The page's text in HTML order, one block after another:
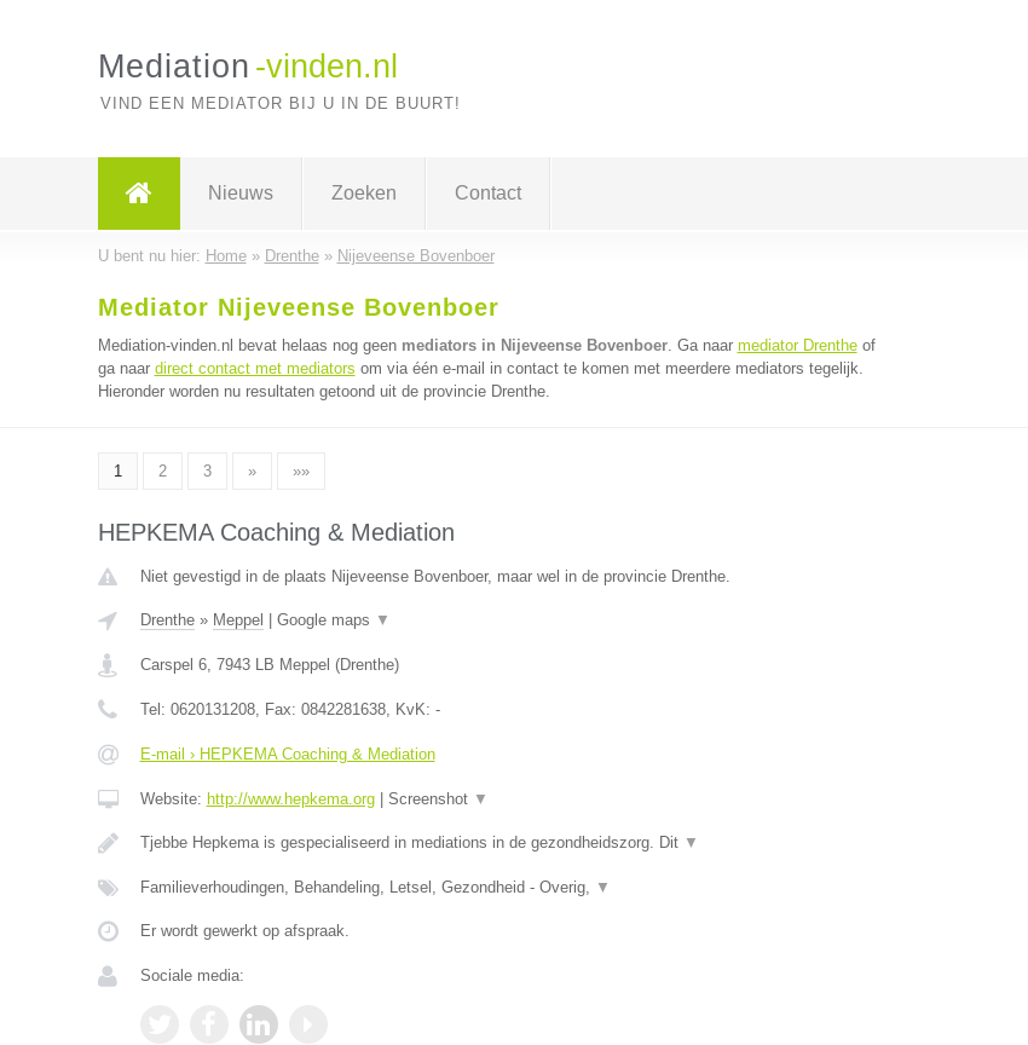
Mediation -vinden.nl
VIND EEN MEDIATOR BIJ U IN DE BUURT!
Nieuws Zoeken Contact
U bent nu hier: Home» Drenthe» Nijeveense Bovenboer
Mediator Nijeveense Bovenboer
Mediation-vinden.nl bevat helaas nog geen mediators in Nijeveense Bovenboer. Ga naar mediator Drentheof
ga naar direct contact met mediators om via één e-mail in contact te komen met meerdere mediators tegelijk.
Hieronder worden nu resultaten getoond uit de provincie Drenthe.
1 2 3 » »»
HEPKEMA Coaching & Mediation
Niet gevestigd in de plaats Nijeveense Bovenboer, maar wel in de provincie Drenthe.
Drenthe» Meppel Google maps ▼
Carspel 6, 7943 LB Meppel (Drenthe)
Tel: 0620131208, Fax: 0842281638, KvK: -
E-mail › HEPKEMA Coaching & Mediation
Website: http://www.hepkema.org| Screenshot ▼
Tjebbe Hepkema is gespecialiseerd in mediations in de gezondheidszorg. Dit ▼
Familieverhoudingen, Behandeling, Letsel, Gezondheid - Overig, ▼
Er wordt gewerkt op afspraak.
Sociale media: